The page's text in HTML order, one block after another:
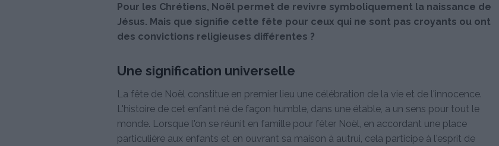
Pour les Chrétiens, Noël permet de revivre symboliquement la naissance de
Jésus. Mais que signifie cette fête pour ceux qui ne sont pas croyants ou ont
des convictions religieuses différentes ?
Une signification universelle
La fête de Noël constitue en premier lieu une célébration de la vie et de l'innocence.
L'histoire de cet enfant né de façon humble, dans une étable, a un sens pour tout le
monde. Lorsque l'on se réunit en famille pour fêter Noël, en accordant une place
particulière aux enfants et en ouvrant sa maison à autrui, cela participe à l'esprit de